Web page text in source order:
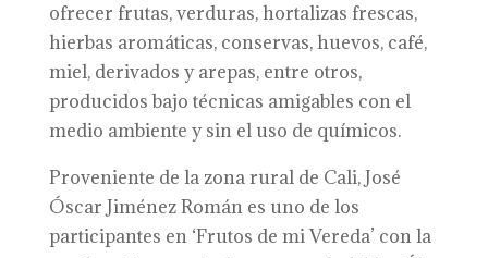
ofrecer frutas, verduras, hortalizas frescas,
hierbas aromáticas, conservas, huevos, café,
miel, derivados y arepas, entre otros,
producidos bajo técnicas amigables con el
medio ambiente y sin el uso de químicos.
Proveniente de la zona rural de Cali, José
Óscar Jiménez Román es uno de los
participantes en ‘Frutos de mi Vereda’ con la